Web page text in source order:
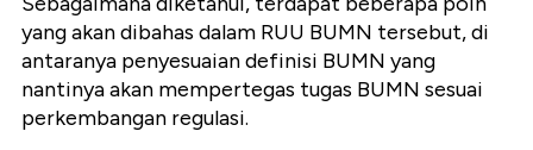
yang akan dibahas dalam RUU BUMN tersebut, di
antaranya penyesuaian definisi BUMN yang
nantinya akan mempertegas tugas BUMN sesuai
perkembangan regulasi.